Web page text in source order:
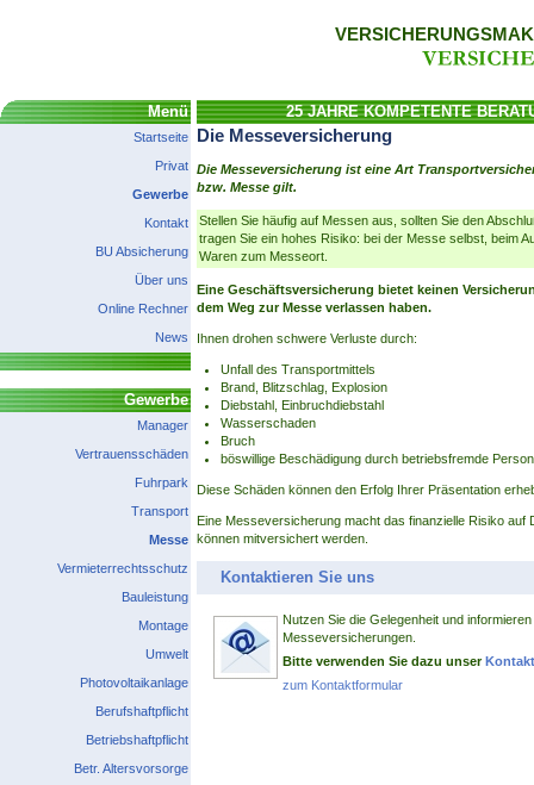
Menü
Startseite
Privat
Gewerbe
Kontakt
BU Absicherung
Über uns
Online Rechner
News
Gewerbe
Manager
Vertrauensschäden
Fuhrpark
Transport
Messe
Vermieterrechtsschutz
Bauleistung
Montage
Umwelt
Photovoltaikanlage
Berufshaftpflicht
Betriebshaftpflicht
Betr. Altersvorsorge
25 JAHRE KOMPETENTE
Die Messeversicherung
Die Messeversicherung ist eine Art
bzw. Messe gilt.
Stellen Sie häufig auf Messen aus, sollten Sie den
tragen Sie ein hohes Risiko: bei der Messe selbst, beim
Waren zum Messeort.
Eine Geschäftsversicherung bietet keinen
dem Weg zur Messe verlassen haben.
Ihnen drohen schwere Verluste durch:
Unfall des Transportmittels
Brand, Blitzschlag, Explosion
Diebstahl, Einbruchdiebstahl
Wasserschaden
Bruch
böswillige Beschädigung durch betriebsfremde
Diese Schäden können den Erfolg Ihrer Präsentation
Eine Messeversicherung macht das finanzielle Risiko
können mitversichert werden.
Kontaktieren Sie uns
Nutzen Sie die Gelegenheit und
Messeversicherungen.
Bitte verwenden Sie dazu unser
zum Kontaktformular